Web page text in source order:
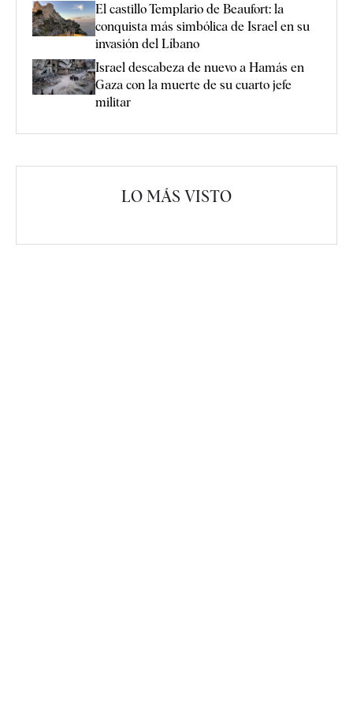
El castillo Templario de Beaufort: la
conquista más simbólica de Israel en su
invasión del Líbano
Israel descabeza de nuevo a Hamás en
Gaza con la muerte de su cuarto jefe
militar
LO MÁS VISTO